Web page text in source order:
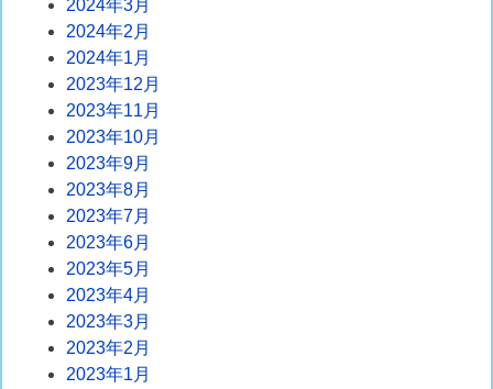
2024年3月
2024年2月
2024年1月
2023年12月
2023年11月
2023年10月
2023年9月
2023年8月
2023年7月
2023年6月
2023年5月
2023年4月
2023年3月
2023年2月
2023年1月